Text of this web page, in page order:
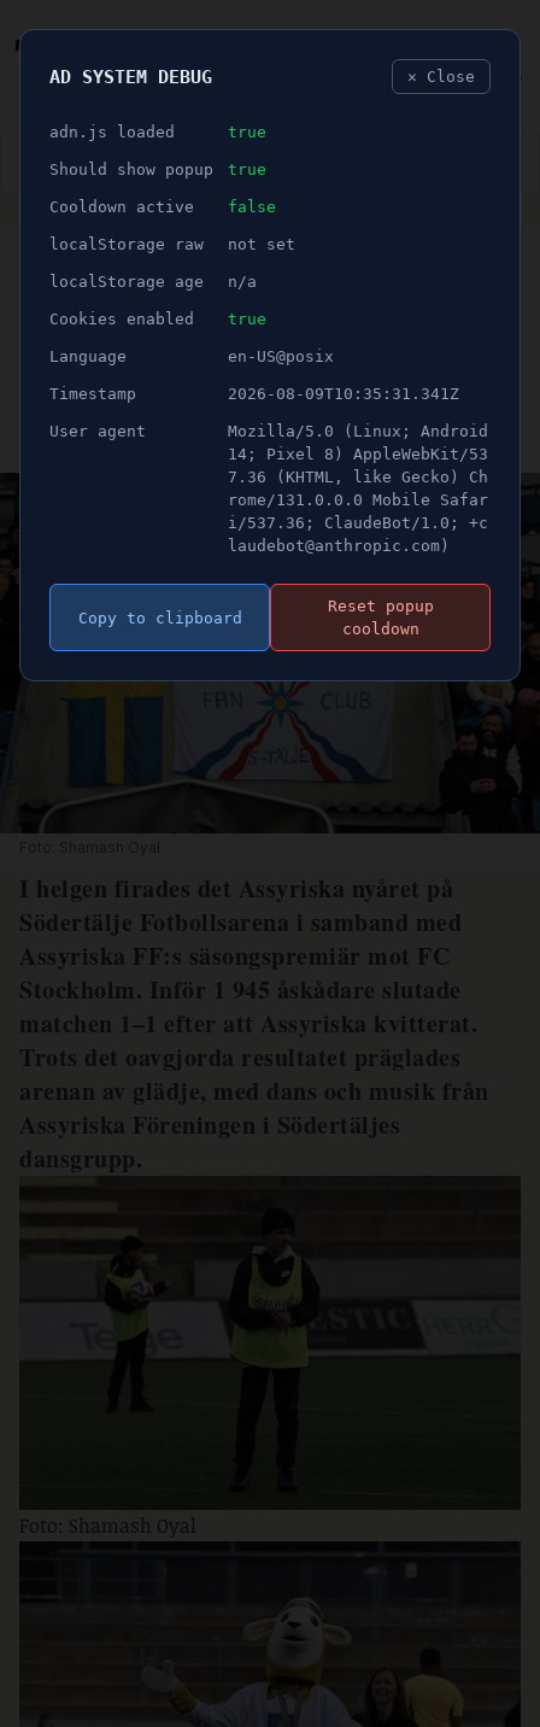
👮🏻‍♂️ BLÅLJUS ÅSIKTER SPORT
ANNONS
BILDEXTRA: Assyriskt
nyår firades samtidigt som
säsongspremiären
Publicerad 1 april 2025 17:55
Uppdaterad 21 juni 2026 09:29
I helgen firades det Assyriska nyåret på
Södertälje Fotbollsarena i samband med
Assyriska FF:s säsongspremiär mot FC
Stockholm. Inför 1 945 åskådare slutade
matchen 1–1 efter att Assyriska kvitterat.
Trots det oavgjorda resultatet präglades
arenan av glädje, med dans och musik från
Assyriska Föreningen i Södertäljes
dansgrupp.
Foto: Shamash Oyal
AD SYSTEM DEBUG ✕ Close
adn.js loaded true
Should show popup true
Cooldown active false
localStorage raw not set
localStorage age n/a
Cookies enabled true
Language en-US@posix
Timestamp 2026-08-09T10:35:31.341Z
User agent
Mozilla/5.0 (Linux; Android
14; Pixel 8) AppleWebKit/53
7.36 (KHTML, like Gecko) Ch
rome/131.0.0.0 Mobile Safar
i/537.36; ClaudeBot/1.0; +c
laudebot@anthropic.com)
Copy to clipboard
Reset popup
cooldown